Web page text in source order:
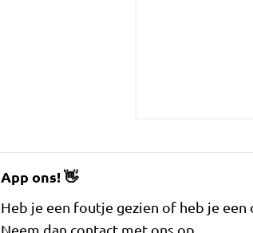
App ons!👋
Heb je een foutje gezien of heb je
Neem dan contact met ons op.